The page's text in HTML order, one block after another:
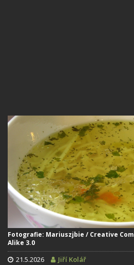
Fotografie: Mariuszjbie / Creative
Alike 3.0
21.5.2026 Jiří Kolář